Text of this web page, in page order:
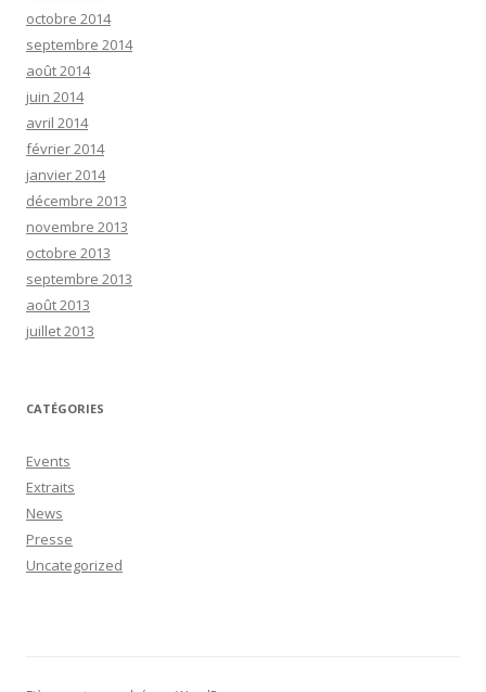
octobre 2014
septembre 2014
août 2014
juin 2014
avril 2014
février 2014
janvier 2014
décembre 2013
novembre 2013
octobre 2013
septembre 2013
août 2013
juillet 2013
CATÉGORIES
Events
Extraits
News
Presse
Uncategorized